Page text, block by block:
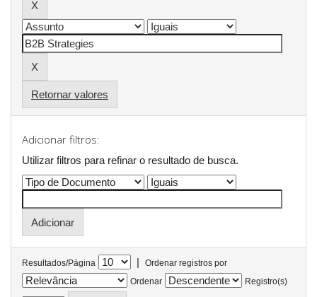
Retornar valores
Adicionar filtros:
Utilizar filtros para refinar o resultado de busca.
Resultados/Página |
Ordenar registros por
Ordenar
Registro(s)